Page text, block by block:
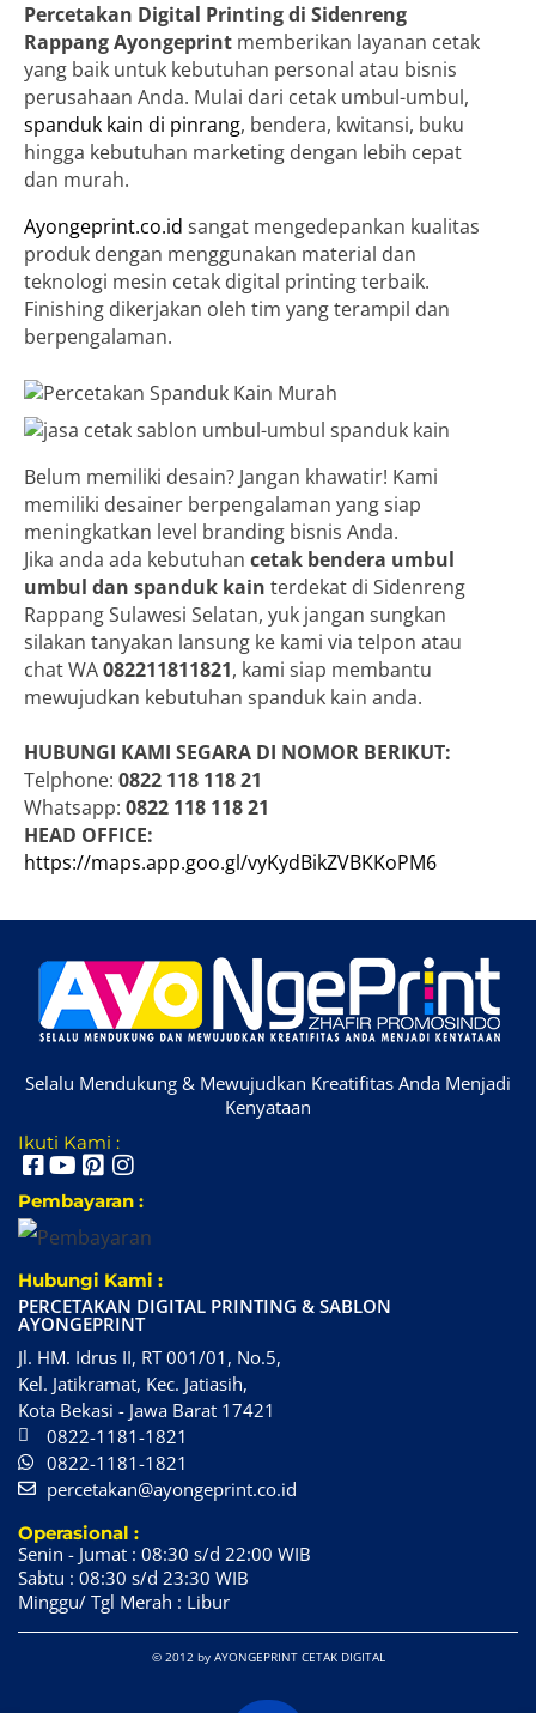
Percetakan Digital Printing di Sidenreng
RappangAyongeprint memberikan layanan cetak
yang baik untuk kebutuhan personal atau bisnis
perusahaan Anda. Mulai dari cetak umbul-umbul,
spanduk kain di pinrang, bendera, kwitansi, buku
hingga kebutuhan marketing dengan lebih cepat
dan murah.
Ayongeprint.co.id sangat mengedepankan kualitas
produk dengan menggunakan material dan
teknologi mesin cetak digital printing terbaik.
Finishing dikerjakan oleh tim yang terampil dan
berpengalaman.
Belum memiliki desain? Jangan khawatir! Kami
memiliki desainer berpengalaman yang siap
meningkatkan level branding bisnis Anda.
Jika anda ada kebutuhan cetak bendera umbul
umbul dan spanduk kain terdekat di Sidenreng
Rappang Sulawesi Selatan, yuk jangan sungkan
silakan tanyakan lansung ke kami via telpon atau
chat WA082211811821, kami siap membantu
mewujudkan kebutuhan spanduk kain anda.
HUBUNGI KAMI SEGARA DI NOMOR BERIKUT:
Telphone: 0822 118 118 21
Whatsapp: 0822 118 118 21
HEAD OFFICE:
https://maps.app.goo.gl/vyKydBikZVBKKoPM6
Selalu Mendukung & Mewujudkan Kreatifitas Anda Menjadi
Kenyataan
Ikuti Kami :
Pembayaran :
Hubungi Kami :
PERCETAKAN DIGITAL PRINTING & SABLON
AYONGEPRINT
Jl. HM. Idrus II, RT 001/01, No.5,
Kel. Jatikramat, Kec. Jatiasih,
Kota Bekasi - Jawa Barat 17421
0822-1181-1821
0822-1181-1821
percetakan@ayongeprint.co.id
Operasional :
Senin - Jumat : 08:30 s/d 22:00 WIB
Sabtu : 08:30 s/d 23:30 WIB
Minggu/ Tgl Merah : Libur
© 2012 by AYONGEPRINT CETAK DIGITAL